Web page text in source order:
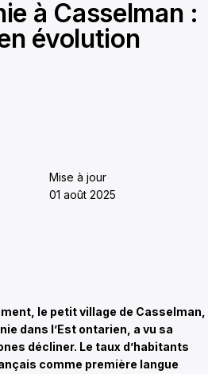
à Casselman :
évolution
Mise à jour
01 août 2025
le petit village de Casselman,
dans l’Est ontarien, a vu sa
décliner. Le taux d’habitants
comme première langue